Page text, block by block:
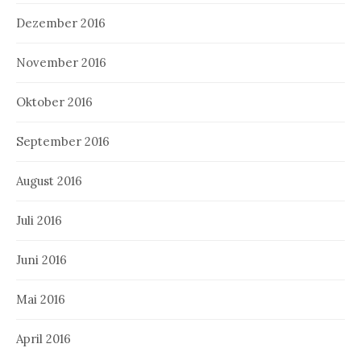
Dezember 2016
November 2016
Oktober 2016
September 2016
August 2016
Juli 2016
Juni 2016
Mai 2016
April 2016